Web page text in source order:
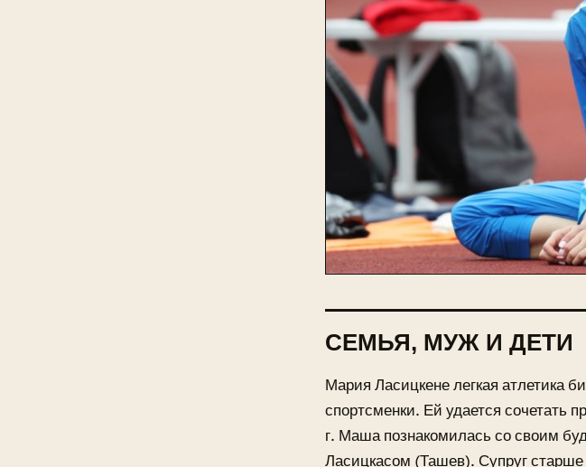
СЕМЬЯ, МУЖ И ДЕТИ
Мария Ласицкене легкая атлетика
спортсменки. Ей удается сочетать
г. Маша познакомилась со своим
Ласицкасом (Ташев). Супруг старше